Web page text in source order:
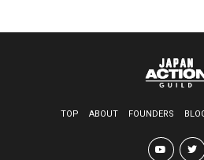
TOP ABOUT FOUNDERS